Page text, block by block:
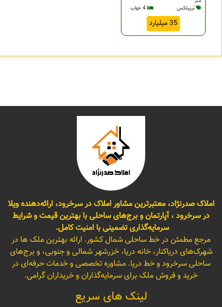
تریپلکس
4 خواب
35 میلیارد
املاک صدرنژاد، معتبرترین مشاور املاک در سرخرود، ارائه‌دهنده ویلا
در سرخرود ، آپارتمان و برج‌های ساحلی با بهترین قیمت و شرایط
سرمایه‌گذاری تضمینی با امنیت کامل.
مرجع مطمئن در خط ساحلی شمال کشور. ارائه بهترین ملک ها در
شهرک‌های دریاکنار، خانه دریا، خزرشهر شمالی و جنوبی، و برج‌های
ساحلی سرخرود و خط دریا. مشاوره تخصصی و خدمات حرفه‌ای در
خرید و فروش ملک برای سرمایه‌گذاران و خریداران گرامی.
لینک های سریع